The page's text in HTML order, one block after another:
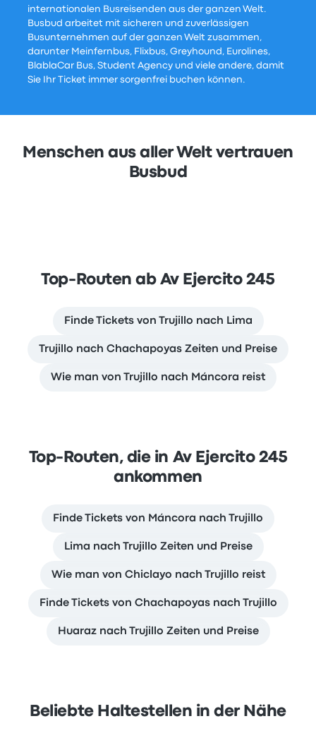
internationalen Busreisenden aus der ganzen Welt.
Busbud arbeitet mit sicheren und zuverlässigen
Busunternehmen auf der ganzen Welt zusammen,
darunter Meinfernbus, Flixbus, Greyhound, Eurolines,
BlablaCar Bus, Student Agency und viele andere, damit
Sie Ihr Ticket immer sorgenfrei buchen können.
Menschen aus aller Welt vertrauen
Busbud
Top-Routen ab Av Ejercito 245
Finde Tickets von Trujillo nach Lima
Trujillo nach Chachapoyas Zeiten und Preise
Wie man von Trujillo nach Máncora reist
Top-Routen, die in Av Ejercito 245
ankommen
Finde Tickets von Máncora nach Trujillo
Lima nach Trujillo Zeiten und Preise
Wie man von Chiclayo nach Trujillo reist
Finde Tickets von Chachapoyas nach Trujillo
Huaraz nach Trujillo Zeiten und Preise
Beliebte Haltestellen in der Nähe